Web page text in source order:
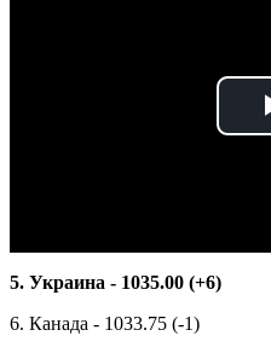
5. Украина - 1035.00 (+6)
6. Канада - 1033.75 (-1)